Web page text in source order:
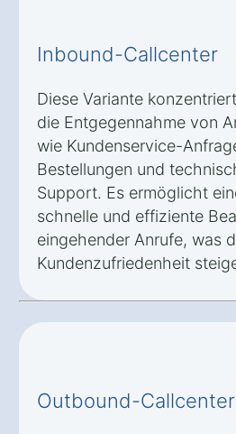
Inbound-Callcenter
Diese Variante
die Entgegennahme von
wie Kundenservice-
Bestellungen und
Support. Es ermöglicht
schnelle und effiziente
eingehender Anrufe, was
Kundenzufriedenheit
Outbound-Callcenter